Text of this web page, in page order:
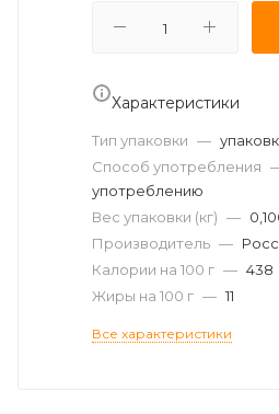
Характеристики
Тип упаковки —
Способ употребления
употреблению
Вес упаковки (кг) —
Производитель —
Калории на 100 г — 438
Жиры на 100 г — 11
Все характеристики